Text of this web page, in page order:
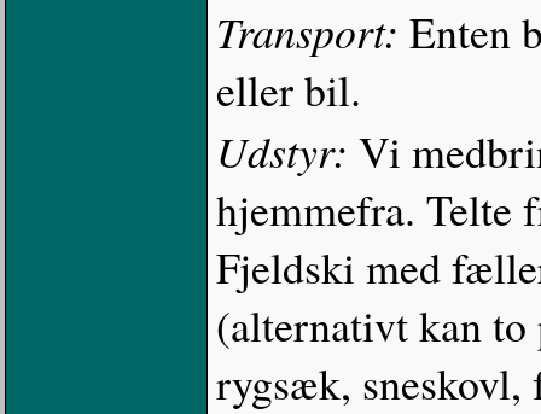
Transport: Enten
eller bil.
Udstyr: Vi
hjemmefra. Telte
Fjeldski med
(alternativt kan
rygsæk, sneskovl,